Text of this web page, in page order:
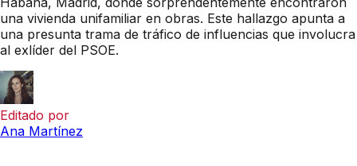
una vivienda unifamiliar en obras. Este hallazgo apunta a
una presunta trama de tráfico de influencias que involucra
al exlíder del PSOE.
Editado por
Ana Martínez